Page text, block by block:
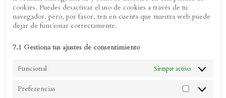
cookies. Puedes desactivar el uso de cookies a través de tu
navegador, pero, por favor, ten en cuenta que nuestra web puede
dejar de funcionar correctamente.
7.1 Gestiona tus ajustes de consentimiento
Funcional Siempre activo
Preferencias